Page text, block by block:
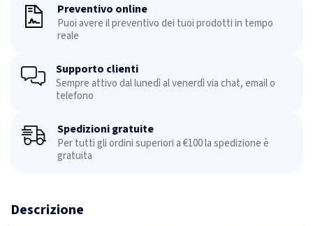
Preventivo online
Puoi avere il preventivo dei tuoi prodotti in tempo
reale
Supporto clienti
Sempre attivo dal lunedì al venerdì via chat, email o
telefono
Spedizioni gratuite
Per tutti gli ordini superiori a €100 la spedizione è
gratuita
Descrizione